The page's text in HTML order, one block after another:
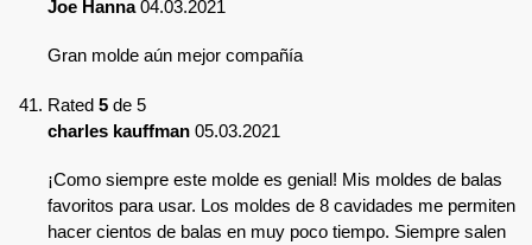
Joe Hanna04.03.2021
Gran molde aún mejor compañía
Rated 5 de 5
charles kauffman 05.03.2021
¡Como siempre este molde es genial! Mis moldes de balas
favoritos para usar. Los moldes de 8 cavidades me permiten
hacer cientos de balas en muy poco tiempo. Siempre salen